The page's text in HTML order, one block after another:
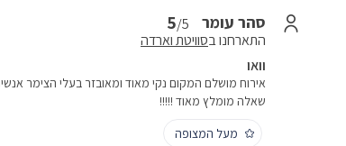
סהר עומר 5/5
התארחנו בסוויטת וארדה
וואו
אירוח מושלם המקום נקי מאוד ומאובזר בעלי הצימר
שאלה מומלץ מאוד !!!!!
מעל המצופה